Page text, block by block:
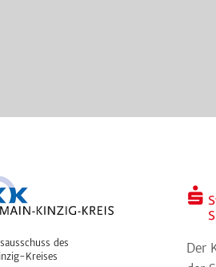
des
Kreises
Der